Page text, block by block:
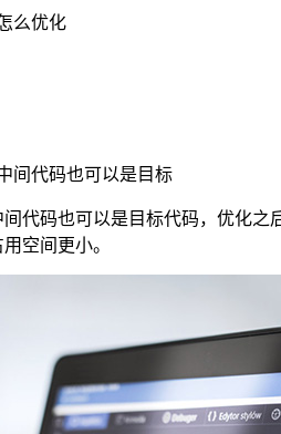
么优化
间代码也可以是目标
代码也可以是目标代码，优化
空间更小。